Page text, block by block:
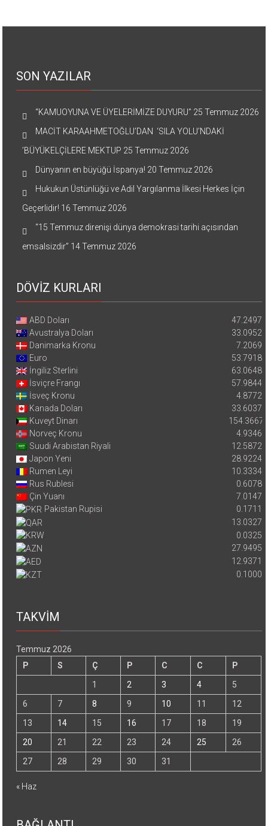
SON YAZILAR
“KAMUOYUNA VE ÜYELERİMİZE DUYURU” 25 Temmuz 2026
MACİT KARAAHMETOĞLU’DAN ‘SILA YOLU’NDAKİ
’BÜYÜKELÇİLERE MEKTUP 25 Temmuz 2026
Dünyanın en büyüğü İspanya! 20 Temmuz 2026
Hukukun Üstünlüğü ve Adil Yargılanma İlkesi Herkes İçin
Geçerlidir! 16 Temmuz 2026
“15 Temmuz direnişi dünya demokrasi tarihi açısından
emsalsizdir” 14 Temmuz 2026
DÖVİZ KURLARI
ABD Doları
47.2497
Avustralya Doları
33.0952
Danimarka Kronu
7.2069
Euro
53.7918
İngiliz Sterlini
63.0648
İsviçre Frangı
57.9844
İsveç Kronu
4.8772
Kanada Doları
33.6037
Kuveyt Dinarı
154.3667
Norveç Kronu
4.9346
Suudi Arabistan Riyali
12.5872
Japon Yeni
28.9224
Rumen Leyi
10.3334
Rus Rublesi
0.6078
Çin Yuanı
7.0147
Pakistan Rupisi
0.1711
13.0327
0.0325
27.9495
12.9371
0.1000
TAKVİM
Temmuz 2026
P
S Ç P C C
P
1
2 3 4
5
6
7 8 9 10 11
12
13
14 15 16 17 18
19
20
21 22 23 24 25
26
27
28 29 30 31
« Haz